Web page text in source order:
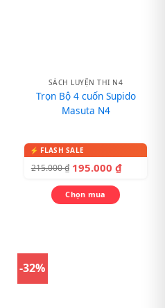
SÁCH LUYỆN THI N4
Trọn Bộ 4 cuốn Supido
Masuta N4
215.000₫ 195.000 ₫
Chọn mua
-32%